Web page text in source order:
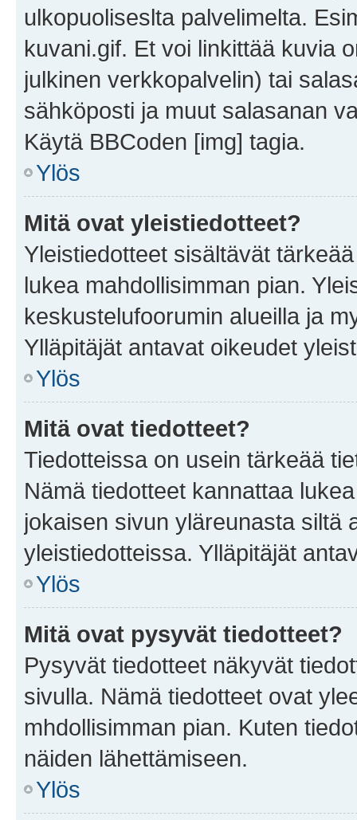
ulkopuoliseslta palvelimelta.
kuvani.gif. Et voi linkittää kuvia
julkinen verkkopalvelin) tai
sähköposti ja muut salasanan
Käytä BBCoden [img] tagia.
Ylös
Mitä ovat yleistiedotteet?
Yleistiedotteet sisältävät
lukea mahdollisimman pian.
keskustelufoorumin alueilla ja
Ylläpitäjät antavat oikeudet
Ylös
Mitä ovat tiedotteet?
Tiedotteissa on usein tärkeää
Nämä tiedotteet kannattaa
jokaisen sivun yläreunasta siltä
yleistiedotteissa. Ylläpitäjät
Ylös
Mitä ovat pysyvät tiedotteet?
Pysyvät tiedotteet näkyvät
sivulla. Nämä tiedotteet ovat
mhdollisimman pian. Kuten
näiden lähettämiseen.
Ylös